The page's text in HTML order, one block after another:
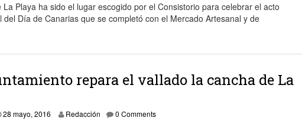
La Playa ha sido el lugar escogido por el Consistorio para celebrar el acto
del Día de Canarias que se completó con el Mercado Artesanal y de
repara el vallado la cancha de La
28 mayo, 2016 30 mayo, 2016
Redacción 0 Comments